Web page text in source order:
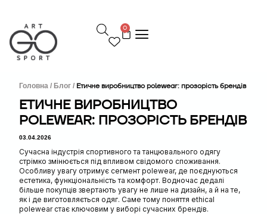
р
е
й
0
Головна / Блог / Етичне виробництво polewear: прозорість брендів
ЕТИЧНЕ ВИРОБНИЦТВО
POLEWEAR: ПРОЗОРІСТЬ БРЕНДІВ
03.04.2026
Сучасна індустрія спортивного та танцювального одягу
стрімко змінюється під впливом свідомого споживання.
Особливу увагу отримує сегмент polewear, де поєднуються
естетика, функціональність та комфорт. Водночас дедалі
більше покупців звертають увагу не лише на дизайн, а й на те,
як і де виготовляється одяг. Саме тому поняття ethical
polewear стає ключовим у виборі сучасних брендів.